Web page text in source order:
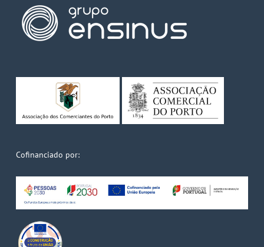
Cofinanciado por: